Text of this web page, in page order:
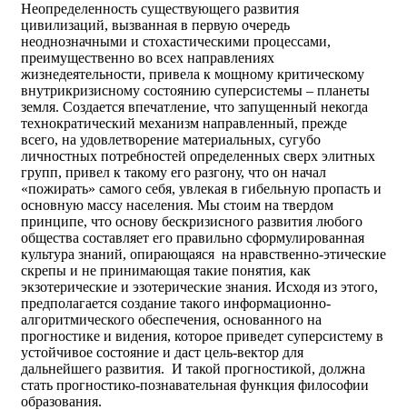
Неопределенность существующего развития
цивилизаций, вызванная в первую очередь
неоднозначными и стохастическими процессами,
преимущественно во всех направлениях
жизнедеятельности, привела к мощному критическому
внутрикризисному состоянию суперсистемы – планеты
земля. Создается впечатление, что запущенный некогда
технократический механизм направленный, прежде
всего, на удовлетворение материальных, сугубо
личностных потребностей определенных сверх элитных
групп, привел к такому его разгону, что он начал
«пожирать» самого себя, увлекая в гибельную пропасть и
основную массу населения. Мы стоим на твердом
принципе, что основу бескризисного развития любого
общества составляет его правильно сформулированная
культура знаний, опирающаяся на нравственно-этические
скрепы и не принимающая такие понятия, как
экзотерические и эзотерические знания. Исходя из этого,
предполагается создание такого информационно-
алгоритмического обеспечения, основанного на
прогностике и видения, которое приведет суперсистему в
устойчивое состояние и даст цель-вектор для
дальнейшего развития. И такой прогностикой, должна
стать прогностико-познавательная функция философии
образования.